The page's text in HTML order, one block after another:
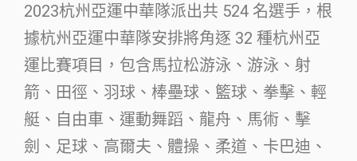
2023杭州亞運中華隊派出共 524 名選手，根
據杭州亞運中華隊安排將角逐 32 種杭州亞
運比賽項目，包含馬拉松游泳、游泳、射
箭、田徑、羽球、棒壘球、籃球、拳擊、輕
艇、自由車、運動舞蹈、龍舟、馬術、擊
劍、足球、高爾夫、體操、柔道、卡巴迪、